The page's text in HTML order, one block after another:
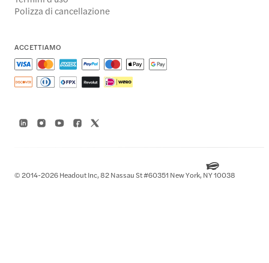
Polizza di cancellazione
ACCETTIAMO
© 2014-2026 Headout Inc, 82 Nassau St #60351 New York, NY 10038